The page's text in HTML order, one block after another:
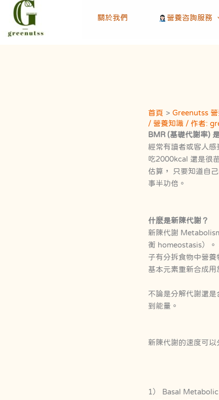
關於我們 營養咨詢服務
首頁 Greenutss
/ 營養知識 / 作者:
BMR (基礎代謝率)
經常有讀者或客人
吃2000kcal 還是很
估算， 只要知道自
事半功倍。
什麽是新陳代謝？
新陳代謝
衡 homeostasis）
子有分拆食物中營
基本元素重新合成
不論是分解代謝還
到能量。
新陳代謝的速度可以
1） Basal